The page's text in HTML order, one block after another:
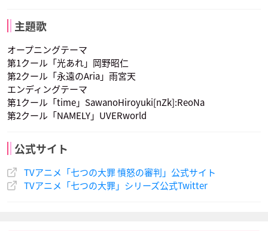
高垣彩陽 藤真秀
声優：西凜太朗
ハウザー グリアモール
主題歌
オープニングテーマ
第1クール「光あれ」岡野昭仁
第2クール「永遠のAria」雨宮天
エンディングテーマ
第1クール「time」SawanoHiroyuki[nZk]:ReoNa
第2クール「NAMELY」UVERworld
公式サイト
TVアニメ「七つの大罪 憤怒の審判」公式サイト
TVアニメ「七つの大罪」シリーズ公式Twitter